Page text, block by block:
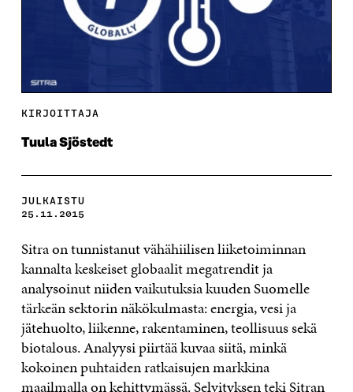
KIRJOITTAJA
Tuula Sjöstedt
JULKAISTU
25.11.2015
Sitra on tunnistanut vähähiilisen liiketoiminnan
kannalta keskeiset globaalit megatrendit ja
analysoinut niiden vaikutuksia kuuden Suomelle
tärkeän sektorin näkökulmasta: energia, vesi ja
jätehuolto, liikenne, rakentaminen, teollisuus sekä
biotalous. Analyysi piirtää kuvaa siitä, minkä
kokoinen puhtaiden ratkaisujen markkina
maailmalla on kehittymässä. Selvityksen teki Sitran